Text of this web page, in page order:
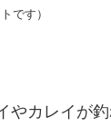
です）
やカレイが